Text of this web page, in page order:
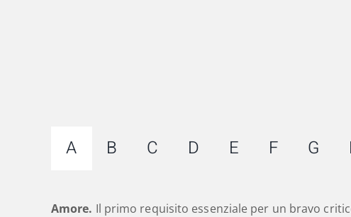
A B C D E F G
Amore. Il primo requisito essenziale per un bravo